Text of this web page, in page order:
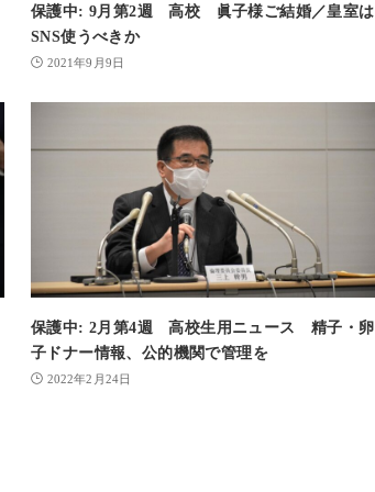
保護中: 9月第2週 高校 眞子様ご結婚／皇室は
SNS使うべきか
2021年9月9日
保護中: 2月第4週 高校生用ニュース 精子・卵
子ドナー情報、公的機関で管理を
2022年2月24日